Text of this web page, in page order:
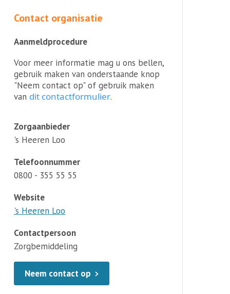
Contact organisatie
Aanmeldprocedure
Voor meer informatie mag u ons bellen,
gebruik maken van onderstaande knop
"Neem contact op" of gebruik maken
van dit contactformulier.
Zorgaanbieder
's Heeren Loo
Telefoonnummer
0800 - 355 55 55
Website
's Heeren Loo
Contactpersoon
Zorgbemiddeling
Neem contact op